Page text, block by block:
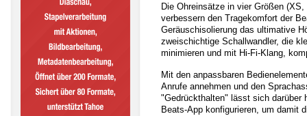
Die Ohreinsätze in vier Größen
verbessern den Tragekomfort der
Geräuschisolierung das ultimative
zweischichtige Schallwandler, die
minimieren und mit Hi-Fi-Klang,
Mit den anpassbaren
Anrufe annehmen und den
"Gedrückthalten" lässt sich darüber
Beats-App konfigurieren, um damit